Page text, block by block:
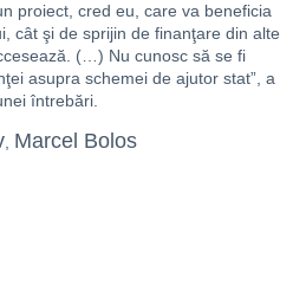
proiect, cred eu, care va beneficia
cât şi de sprijin de finanţare din alte
(…) Nu cunosc să se fi
asupra schemei de ajutor stat”, a
întrebări.
Marcel Bolos